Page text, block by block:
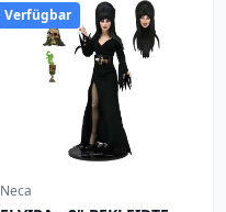
Verfügbar
Neca